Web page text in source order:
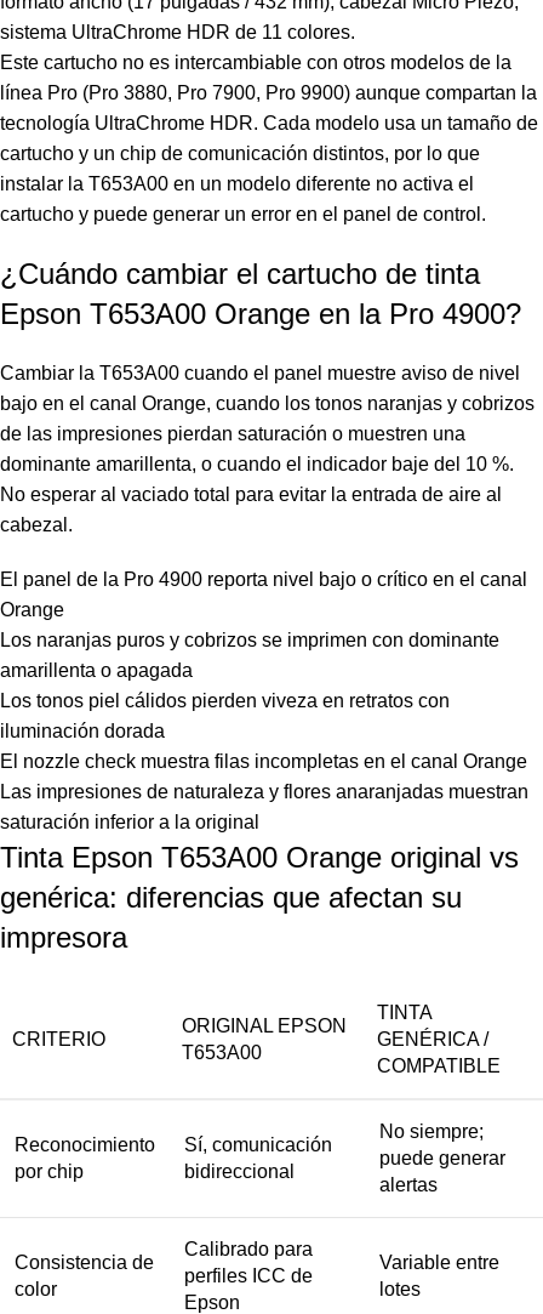
sistema UltraChrome HDR de 11 colores.
Este cartucho no es intercambiable con otros modelos de la
línea Pro (Pro 3880, Pro 7900, Pro 9900) aunque compartan la
tecnología UltraChrome HDR. Cada modelo usa un tamaño de
cartucho y un chip de comunicación distintos, por lo que
instalar la T653A00 en un modelo diferente no activa el
cartucho y puede generar un error en el panel de control.
¿Cuándo cambiar el cartucho de tinta
Epson T653A00 Orange en la Pro 4900?
Cambiar la T653A00 cuando el panel muestre aviso de nivel
bajo en el canal Orange, cuando los tonos naranjas y cobrizos
de las impresiones pierdan saturación o muestren una
dominante amarillenta, o cuando el indicador baje del 10 %.
No esperar al vaciado total para evitar la entrada de aire al
cabezal.
El panel de la Pro 4900 reporta nivel bajo o crítico en el canal
Orange
Los naranjas puros y cobrizos se imprimen con dominante
amarillenta o apagada
Los tonos piel cálidos pierden viveza en retratos con
iluminación dorada
El nozzle check muestra filas incompletas en el canal Orange
Las impresiones de naturaleza y flores anaranjadas muestran
saturación inferior a la original
Tinta Epson T653A00 Orange original vs
genérica: diferencias que afectan su
impresora
CRITERIO
ORIGINAL EPSON
T653A00
TINTA
GENÉRICA /
COMPATIBLE
Reconocimiento
por chip
Sí, comunicación
bidireccional
No siempre;
puede generar
alertas
Consistencia de
color
Calibrado para
perfiles ICC de
Epson
Variable entre
lotes